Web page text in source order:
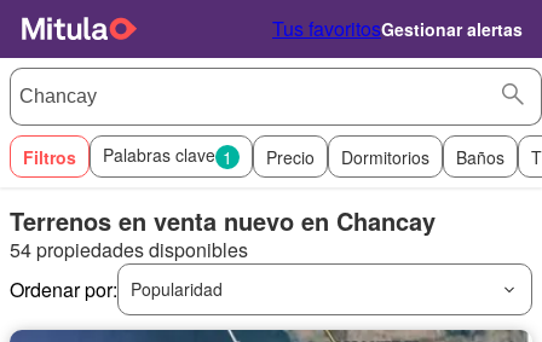
Tus favoritosGestionar alertas
Filtros Palabras clave 1 Precio Dormitorios Baños
Terrenos en venta nuevo en Chancay
54 propiedades disponibles
Ordenar por:
Popularidad